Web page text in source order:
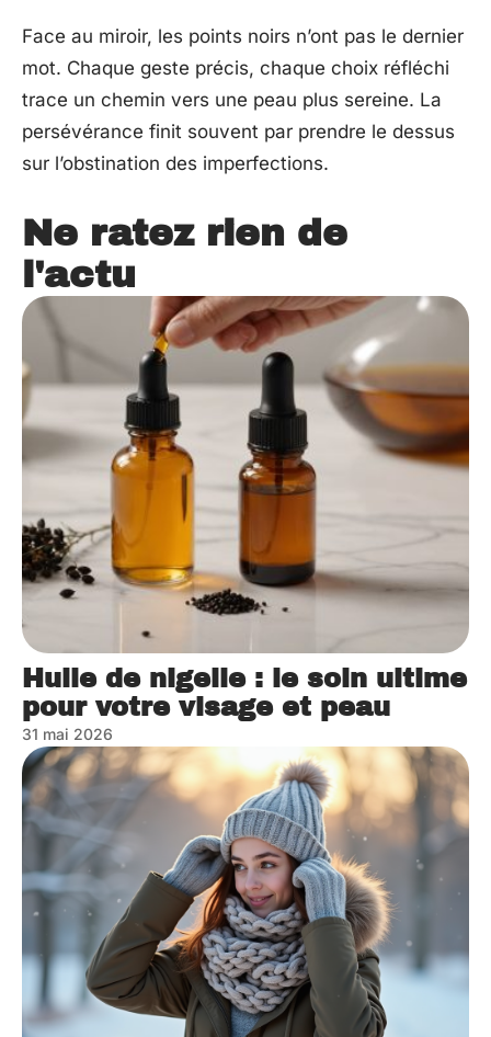
Face au miroir, les points noirs n’ont pas le dernier
mot. Chaque geste précis, chaque choix réfléchi
trace un chemin vers une peau plus sereine. La
persévérance finit souvent par prendre le dessus
sur l’obstination des imperfections.
Ne ratez rien de
l'actu
Huile de nigelle : le soin ultime
pour votre visage et peau
31 mai 2026